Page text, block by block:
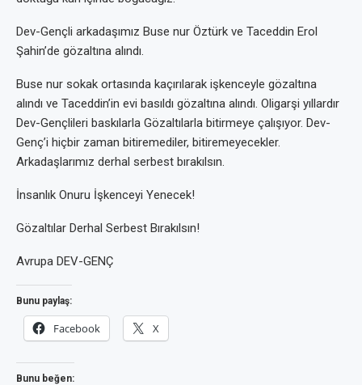
Dev-Gençli arkadaşımız Buse nur Öztürk ve Taceddin Erol
Şahin’de gözaltına alındı.
Buse nur sokak ortasında kaçırılarak işkenceyle gözaltına
alındı ve Taceddin’in evi basıldı gözaltına alındı. Oligarşi yıllardır
Dev-Gençlileri baskılarla Gözaltılarla bitirmeye çalışıyor. Dev-
Genç’i hiçbir zaman bitiremediler, bitiremeyecekler.
Arkadaşlarımız derhal serbest bırakılsın.
İnsanlık Onuru İşkenceyi Yenecek!
Gözaltılar Derhal Serbest Bırakılsın!
Avrupa DEV-GENÇ
Bunu paylaş:
Facebook X
Bunu beğen: